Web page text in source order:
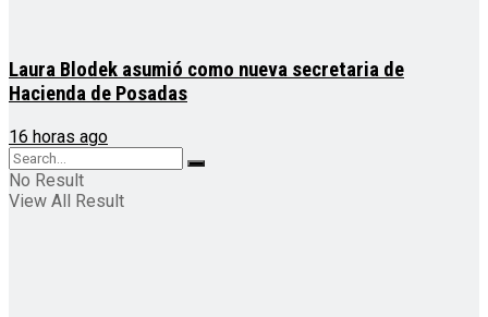
Laura Blodek asumió como nueva secretaria de
Hacienda de Posadas
16 horas ago
No Result
View All Result